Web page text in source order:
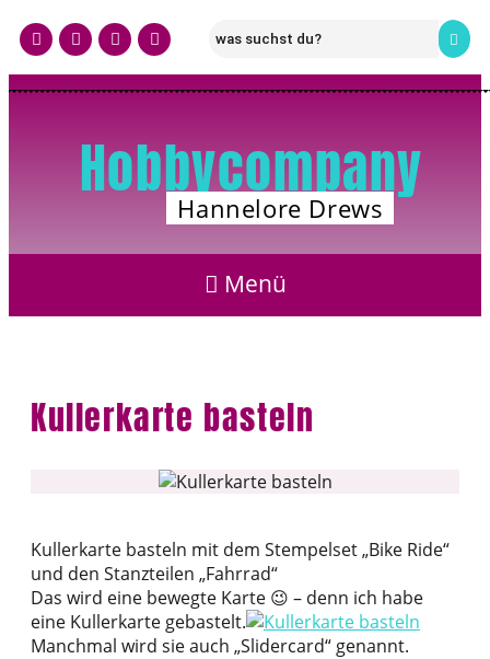
Hobbycompany
Hannelore Drews
Kullerkarte basteln
Kullerkarte basteln mit dem Stempelset „Bike Ride“
und den Stanzteilen „Fahrrad“
Das wird eine bewegte Karte 😉 – denn ich habe
eine Kullerkarte gebastelt.
Manchmal wird sie auch „Slidercard“ genannt.